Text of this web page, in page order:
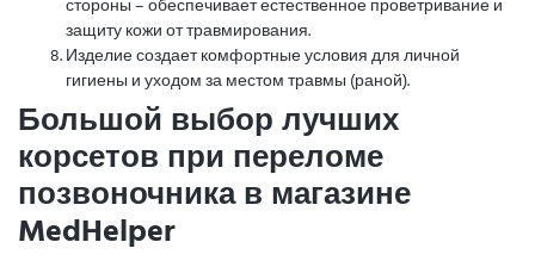
стороны – обеспечивает естественное проветривание и
защиту кожи от травмирования.
Изделие создает комфортные условия для личной
гигиены и уходом за местом травмы (раной).
Большой выбор лучших
корсетов при переломе
позвоночника в магазине
MedHelper